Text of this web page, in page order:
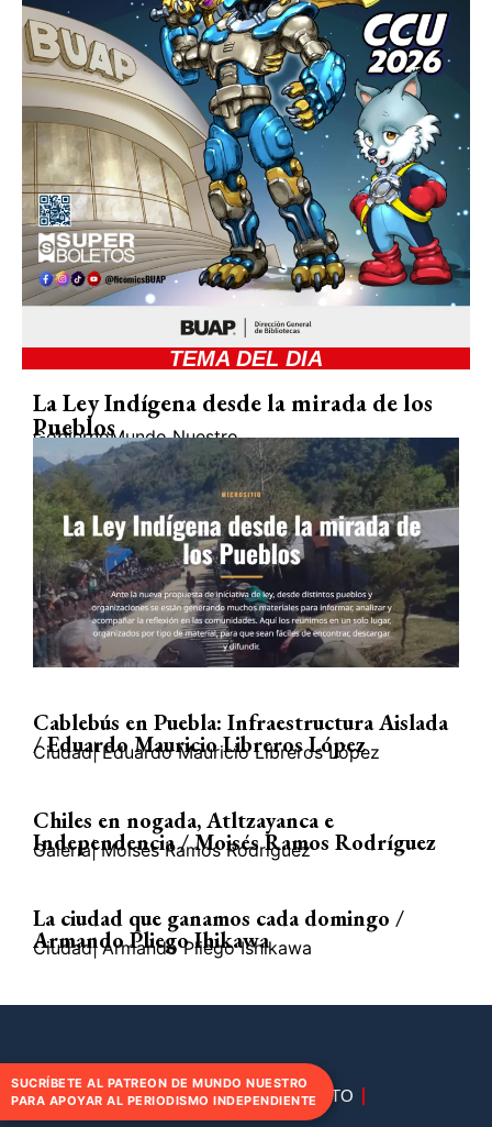
TEMA DEL DIA
La Ley Indígena desde la mirada de los
Pueblos
GobiernoMundo Nuestro
Cablebús en Puebla: Infraestructura Aislada
/ Eduardo Mauricio Libreros López
Ciudad| Eduardo Mauricio Libreros López
Chiles en nogada, Atltzayanca e
Independencia / Moisés Ramos Rodríguez
Galería| Moisés Ramos Rodríguez
La ciudad que ganamos cada domingo /
Armando Pliego Ihikawa
Ciudad| Armando Pliego Ishikawa
DIRECTORIO CONTACTO
SUCRÍBETE AL PATREON DE MUNDO NUESTRO
PARA APOYAR AL PERIODISMO INDEPENDIENTE